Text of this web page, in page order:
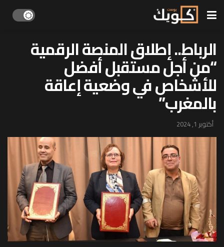
الرباط.. إطلاق المنصة الرقمية
“من أجل مستقبل أفضل
للأشخاص في وضعية إعاقة
بالمغرب”
أكتوبر 1, 2024